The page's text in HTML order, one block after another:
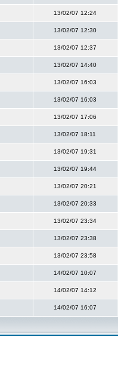
13/02/07 12:24
13/02/07 12:30
13/02/07 12:37
13/02/07 14:40
13/02/07 16:03
13/02/07 16:03
13/02/07 17:06
13/02/07 18:11
13/02/07 19:31
13/02/07 19:44
13/02/07 20:21
13/02/07 20:33
13/02/07 23:34
13/02/07 23:38
13/02/07 23:58
14/02/07 10:07
14/02/07 14:12
14/02/07 16:07